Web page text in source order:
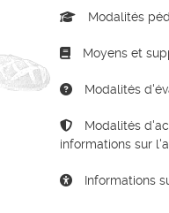
Modalités
Moyens et
Modalités
Modalités
informations sur
Informations